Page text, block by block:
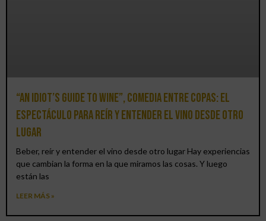
“An Idiot’s Guide to Wine”, comedia entre copas: el
espectáculo para reír y entender el vino desde otro
lugar
Beber, reír y entender el vino desde otro lugar Hay experiencias
que cambian la forma en la que miramos las cosas. Y luego
están las
LEER MÁS »